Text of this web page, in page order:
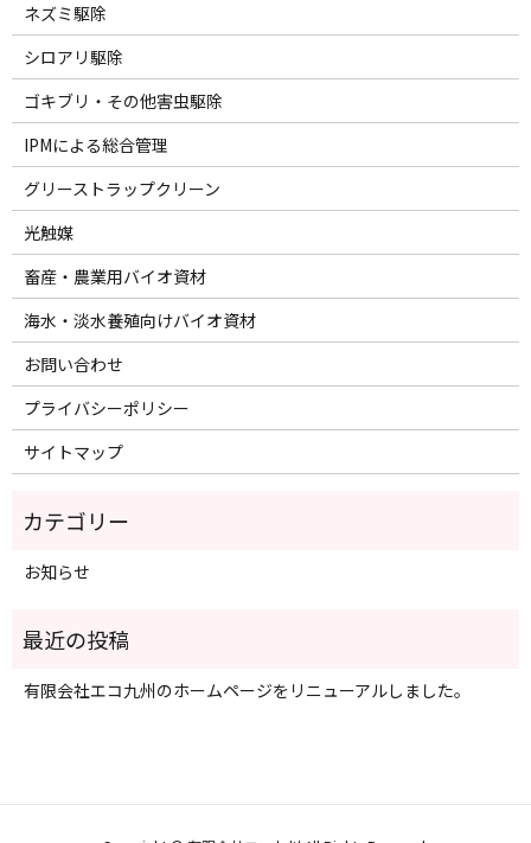
ネズミ駆除
シロアリ駆除
ゴキブリ・その他害虫駆除
IPMによる総合管理
グリーストラップクリーン
光触媒
畜産・農業用バイオ資材
海水・淡水養殖向けバイオ資材
お問い合わせ
プライバシーポリシー
サイトマップ
お知らせ
有限会社エコ九州のホームページをリニューアルしました。